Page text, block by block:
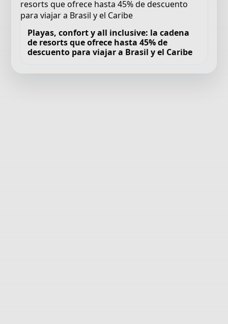
Playas, confort y all inclusive: la cadena
de resorts que ofrece hasta 45% de
descuento para viajar a Brasil y el Caribe